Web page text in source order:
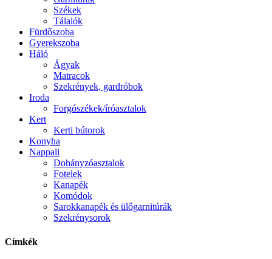
Székek
Tálalók
Fürdőszoba
Gyerekszoba
Háló
Ágyak
Matracok
Szekrények, gardróbok
Iroda
Forgószékek/íróasztalok
Kert
Kerti bútorok
Konyha
Nappali
Dohányzóasztalok
Fotelek
Kanapék
Komódok
Sarokkanapék és ülőgarnitúrák
Szekrénysorok
Címkék